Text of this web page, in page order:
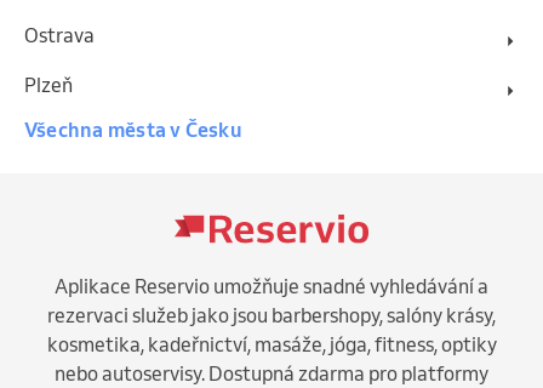
Ostrava
Plzeň
Všechna města v Česku
Aplikace Reservio umožňuje snadné vyhledávání a
rezervaci služeb jako jsou barbershopy, salóny krásy,
kosmetika, kadeřnictví, masáže, jóga, fitness, optiky
nebo autoservisy. Dostupná zdarma pro platformy